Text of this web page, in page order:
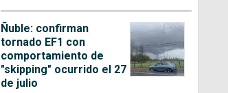
Ñuble: confirman
tornado EF1 con
comportamiento de
"skipping" ocurrido el 27
de julio